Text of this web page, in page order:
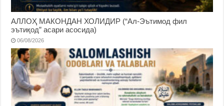
АЛЛОҲ МАКОНДАН ХОЛИДИР (“Ал-Эътимод фил
эътиқод” асари асосида)
06/08/2026